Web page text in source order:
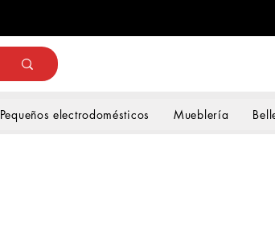
Pequeños electrodomésticos Mueblería